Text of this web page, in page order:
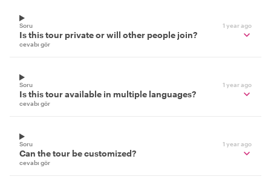
Soru 1 year ago
Is this tour private or will other people join?
cevabı gör
Soru 1 year ago
Is this tour available in multiple languages?
cevabı gör
Soru 1 year ago
Can the tour be customized?
cevabı gör